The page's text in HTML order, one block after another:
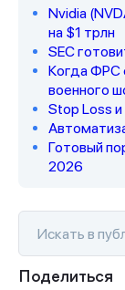
Nvidia
на $1 трлн
SEC
Когда ФРС
военного
Stop Loss
Готовый
2026
Поделиться